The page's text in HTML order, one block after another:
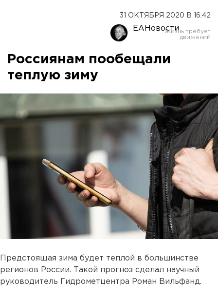
31 ОКТЯБРЯ 2020 В 16:42
ЕАНовости
Россиянам пообещали
теплую зиму
Предстоящая зима будет теплой в большинстве
регионов России. Такой прогноз сделал научный
руководитель Гидрометцентра Роман Вильфанд.